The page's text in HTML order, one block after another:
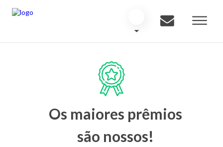
Os maiores prêmios
são nossos!